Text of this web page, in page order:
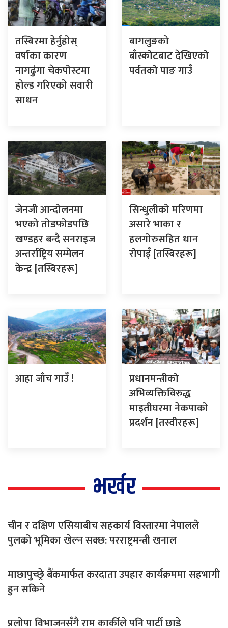
तस्बिरमा हेर्नुहोस्
वर्षाका कारण
नागढुंगा चेकपोस्टमा
होल्ड गरिएको सवारी
साधन
बागलुङको
बाँस्कोटबाट देखिएको
पर्वतको पाङ गाउँ
जेनजी आन्दोलनमा
भएको तोडफोडपछि
खण्डहर बन्दै सनराइज
अन्तर्राष्ट्रिय सम्मेलन
केन्द्र [तस्बिरहरू]
सिन्धुलीको मरिणमा
असारे भाका र
हलगोरुसहित धान
रोपाइँ [तस्बिरहरू]
आहा जाँच गाउँ !
प्रधानमन्त्रीको
अभिव्यक्तिविरुद्ध
माइतीघरमा नेकपाको
प्रदर्शन [तस्वीरहरू]
भर्खर
चीन र दक्षिण एसियाबीच सहकार्य विस्तारमा नेपालले
पुलको भूमिका खेल्न सक्छ: परराष्ट्रमन्त्री खनाल
माछापुच्छ्रे बैंकमार्फत करदाता उपहार कार्यक्रममा सहभागी
हुन सकिने
प्रलोपा विभाजनसँगै राम कार्कीले पनि पार्टी छाडे